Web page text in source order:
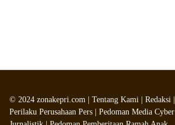
© 2024 zonakepri.com | Tentang Kami Redaksi
Perilaku Perusahaan Pers
Pedoman Media Cyber